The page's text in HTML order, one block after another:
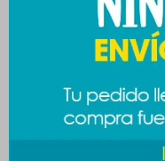
Productos